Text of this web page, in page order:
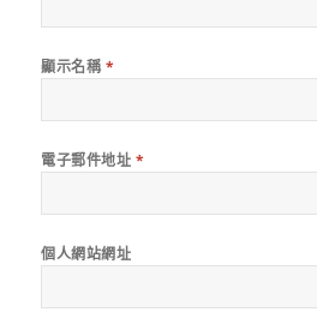
顯示名稱 *
電子郵件地址 *
個人網站網址